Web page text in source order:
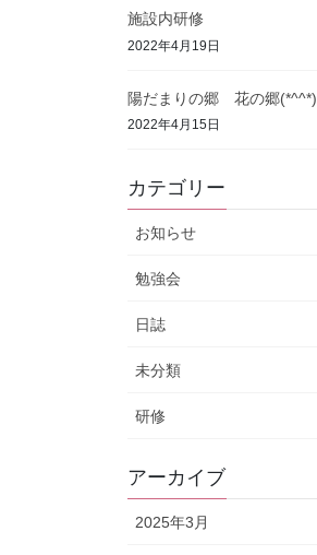
施設内研修
2022年4月19日
陽だまりの郷 花の郷(*^^*)
2022年4月15日
カテゴリー
お知らせ
勉強会
日誌
未分類
研修
アーカイブ
2025年3月